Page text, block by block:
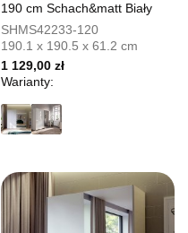
190 cm Schach&matt Biały
SHMS42233-120
190.1 x 190.5 x 61.2 cm
1 129,00 zł
Warianty: